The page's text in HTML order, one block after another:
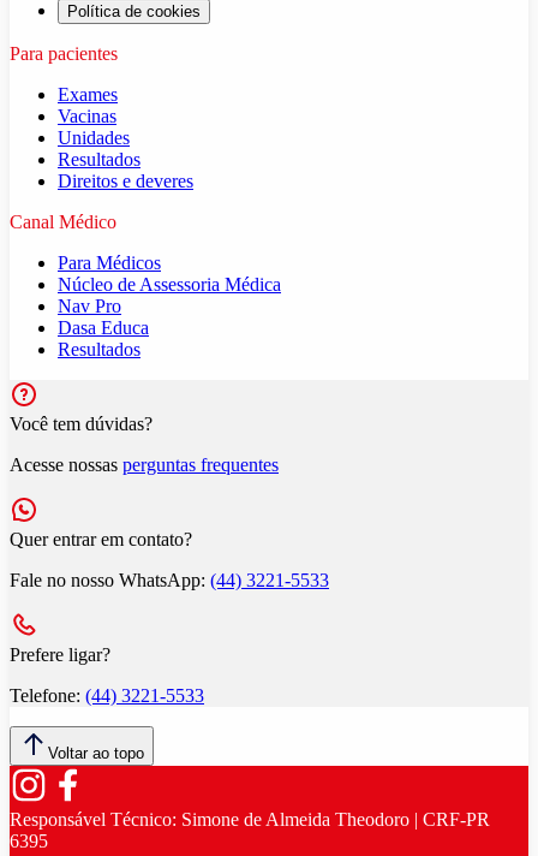
Política de cookies
Para pacientes
Exames
Vacinas
Unidades
Resultados
Direitos e deveres
Canal Médico
Para Médicos
Núcleo de Assessoria Médica
Nav Pro
Dasa Educa
Resultados
Você tem dúvidas?
Acesse nossas perguntas frequentes
Quer entrar em contato?
Fale no nosso WhatsApp: (44) 3221-5533
Prefere ligar?
Telefone: (44) 3221-5533
Voltar ao topo
Responsável Técnico: Simone de Almeida Theodoro | CRF-PR
6395